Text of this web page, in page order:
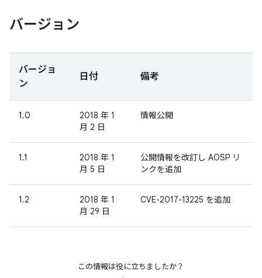
バージョン
バージョ
ン
日付 備考
1.0
2018 年 1
月 2 日
情報公開
1.1
2018 年 1
月 5 日
公開情報を改訂し AOSP リ
ンクを追加
1.2
2018 年 1
月 29 日
CVE-2017-13225 を追加
この情報は役に立ちましたか？